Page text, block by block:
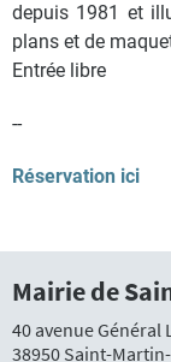
depuis 1981 et
plans et de
Entrée libre
--
Réservation ici
Mairie de
40 avenue Général
38950 Saint-